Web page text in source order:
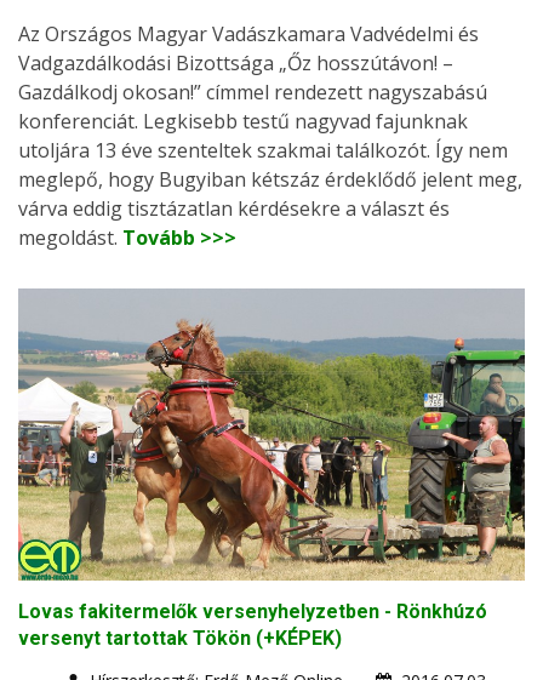
Az Országos Magyar Vadászkamara Vadvédelmi és
Vadgazdálkodási Bizottsága „Őz hosszútávon! –
Gazdálkodj okosan!” címmel rendezett nagyszabású
konferenciát. Legkisebb testű nagyvad fajunknak
utoljára 13 éve szenteltek szakmai találkozót. Így nem
meglepő, hogy Bugyiban kétszáz érdeklődő jelent meg,
várva eddig tisztázatlan kérdésekre a választ és
megoldást. Tovább >>>
Lovas fakitermelők versenyhelyzetben - Rönkhúzó
versenyt tartottak Tökön (+KÉPEK)